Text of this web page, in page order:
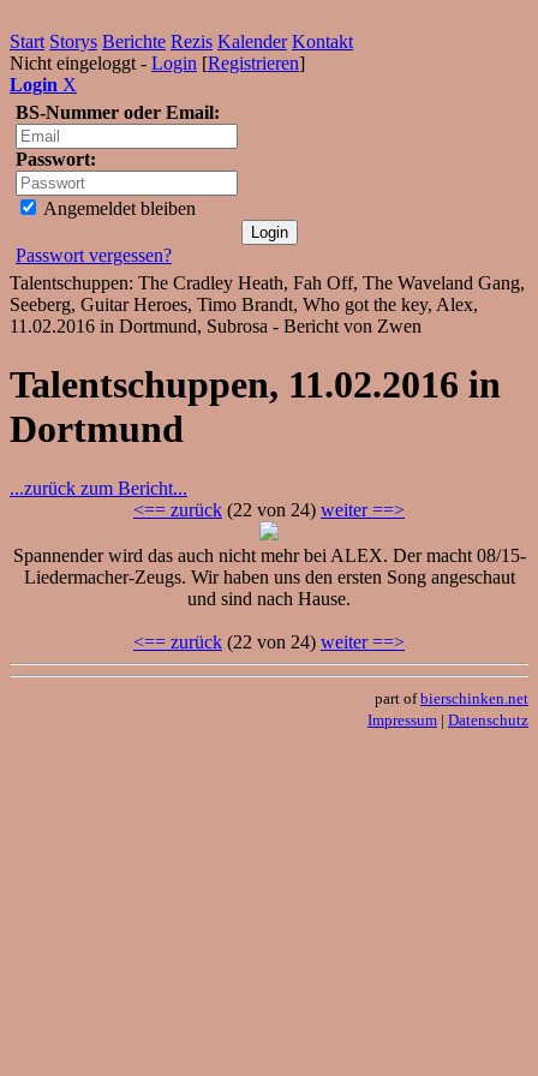
Start Storys Berichte Rezis Kalender Kontakt
Nicht eingeloggt - Login [Registrieren]
Login X
BS-Nummer oder Email:
Passwort:
Angemeldet bleiben
Passwort vergessen?
Talentschuppen: The Cradley Heath, Fah Off, The Waveland Gang,
Seeberg, Guitar Heroes, Timo Brandt, Who got the key, Alex,
11.02.2016 in Dortmund, Subrosa - Bericht von Zwen
Talentschuppen, 11.02.2016 in
Dortmund
...zurück zum Bericht...
<== zurück (22 von 24) weiter ==>
Spannender wird das auch nicht mehr bei ALEX. Der macht 08/15-
Liedermacher-Zeugs. Wir haben uns den ersten Song angeschaut
und sind nach Hause.
<== zurück (22 von 24) weiter ==>
part ofbierschinken.net
Impressum | Datenschutz